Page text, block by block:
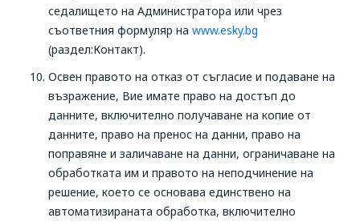
седалището на Администратора или чрез
съответния формуляр на www.esky.bg
(раздел:Контакт).
Освен правото на отказ от съгласие и подаване на
възражение, Вие имате право на достъп до
данните, включително получаване на копие от
данните, право на пренос на данни, право на
поправяне и заличаване на данни, ограничаване на
обработката им и правото на неподчинение на
решение, което се основава единствено на
автоматизираната обработка, включително